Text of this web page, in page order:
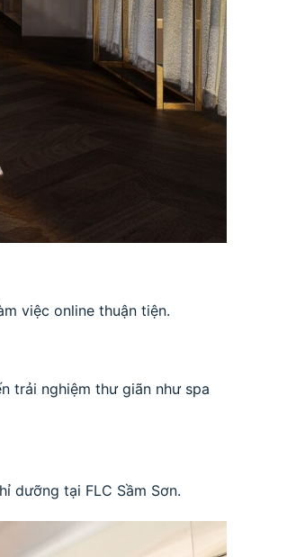
việc online thuận tiện.
trải nghiệm thư giãn như spa
dưỡng tại FLC Sầm Sơn.